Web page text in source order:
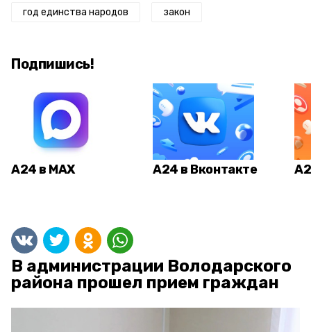
год единства народов закон
Подпишись!
А24 в MAX А24 в Вконтакте
В администрации Володарского
района прошел прием граждан